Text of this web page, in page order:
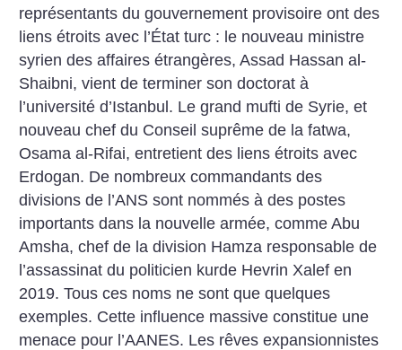
représentants du gouvernement provisoire ont des
liens étroits avec l’État turc : le nouveau ministre
syrien des affaires étrangères, Assad Hassan al-
Shaibni, vient de terminer son doctorat à
l’université d’Istanbul. Le grand mufti de Syrie, et
nouveau chef du Conseil suprême de la fatwa,
Osama al-Rifai, entretient des liens étroits avec
Erdogan. De nombreux commandants des
divisions de l’ANS sont nommés à des postes
importants dans la nouvelle armée, comme Abu
Amsha, chef de la division Hamza responsable de
l’assassinat du politicien kurde Hevrin Xalef en
2019. Tous ces noms ne sont que quelques
exemples. Cette influence massive constitue une
menace pour l’AANES. Les rêves expansionnistes